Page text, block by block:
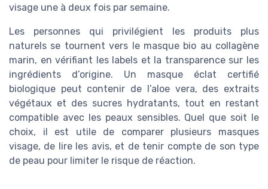
visage une à deux fois par semaine.
Les personnes qui privilégient les produits plus
naturels se tournent vers le masque bio au collagène
marin, en vérifiant les labels et la transparence sur les
ingrédients d’origine. Un masque éclat certifié
biologique peut contenir de l’aloe vera, des extraits
végétaux et des sucres hydratants, tout en restant
compatible avec les peaux sensibles. Quel que soit le
choix, il est utile de comparer plusieurs masques
visage, de lire les avis, et de tenir compte de son type
de peau pour limiter le risque de réaction.